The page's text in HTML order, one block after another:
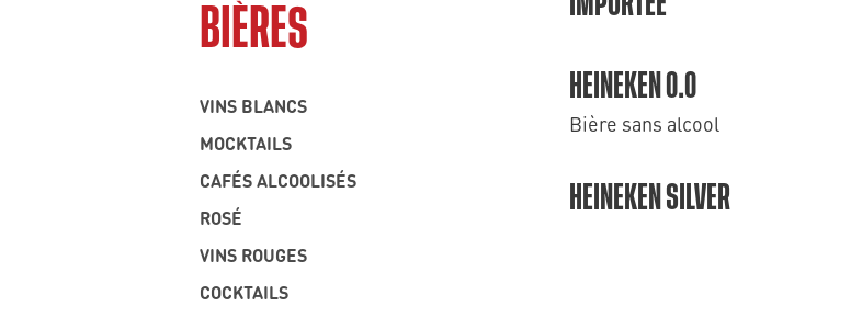
BIÈRES
VINS BLANCS
MOCKTAILS
CAFÉS ALCOOLISÉS
ROSÉ
VINS ROUGES
COCKTAILS
HEINEKEN 0.0
Bière sans alcool
HEINEKEN SILVER